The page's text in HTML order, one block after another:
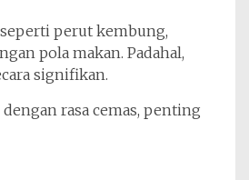
perut kembung,
pola makan. Padahal,
signifikan.
rasa cemas, penting